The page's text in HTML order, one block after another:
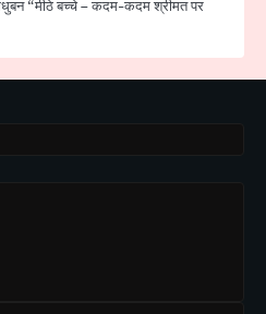
मधुबन “मीठे बच्चे – कदम-कदम श्रीमत पर